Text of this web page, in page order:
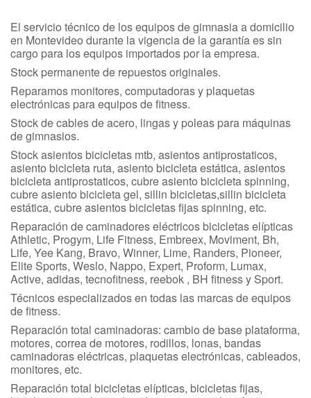
El servicio técnico de los equipos de gimnasia a domicilio
en Montevideo durante la vigencia de la garantía es sin
cargo para los equipos importados por la empresa.
Stock permanente de repuestos originales.
Reparamos monitores, computadoras y plaquetas
electrónicas para equipos de fitness.
Stock de cables de acero, lingas y poleas para máquinas
de gimnasios.
Stock asientos bicicletas mtb, asientos antiprostaticos,
asiento bicicleta ruta, asiento bicicleta estática, asientos
bicicleta antiprostaticos, cubre asiento bicicleta spinning,
cubre asiento bicicleta gel, sillin bicicletas,sillin bicicleta
estática, cubre asientos bicicletas fijas spinning, etc.
Reparación de caminadores eléctricos bicicletas elípticas
Athletic, Progym, Life Fitness, Embreex, Moviment, Bh,
Life, Yee Kang, Bravo, Winner, Lime, Randers, Pioneer,
Elite Sports, Weslo, Nappo, Expert, Proform, Lumax,
Active, adidas, tecnofitness, reebok , BH fitness y Sport.
Técnicos especializados en todas las marcas de equipos
de fitness.
Reparación total caminadoras: cambio de base plataforma,
motores, correa de motores, rodillos, lonas, bandas
caminadoras eléctricas, plaquetas electrónicas, cableados,
monitores, etc.
Reparación total bicicletas elípticas, bicicletas fijas,